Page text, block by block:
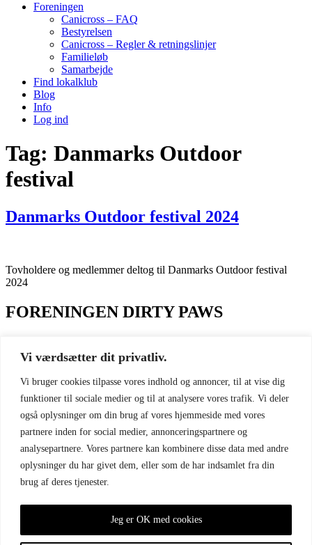
Vi værdsætter dit privatliv.
Vi bruger cookies tilpasse vores indhold og annoncer, til at vise dig
funktioner til sociale medier og til at analysere vores trafik. Vi deler
også oplysninger om din brug af vores hjemmeside med vores
partnere inden for social medier, annonceringspartnere og
analysepartnere. Vores partnere kan kombinere disse data med andre
oplysninger du har givet dem, eller som de har indsamlet fra din
brug af deres tjenester.
Jeg er OK med cookies
Foreningen
Canicross – FAQ
Bestyrelsen
Canicross – Regler & retningslinjer
Familieløb
Samarbejde
Find lokalklub
Blog
Info
Log ind
Tag: Danmarks Outdoor
festival
Danmarks Outdoor festival 2024
Tovholdere og medlemmer deltog til Danmarks Outdoor festival
2024
FORENINGEN DIRTY PAWS
Medlemsfordele
GENVEJE
Virtuelt klubhus (Facebook)
Løbskalender
SOCIALE MEDIER
KONTAKT